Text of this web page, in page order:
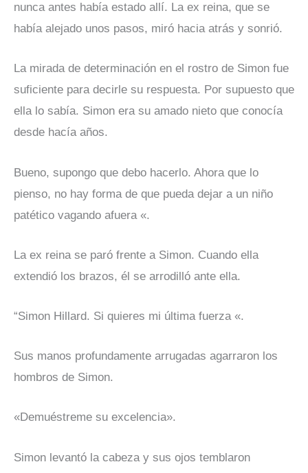
nunca antes había estado allí. La ex reina, que se
había alejado unos pasos, miró hacia atrás y sonrió.
La mirada de determinación en el rostro de Simon fue
suficiente para decirle su respuesta. Por supuesto que
ella lo sabía. Simon era su amado nieto que conocía
desde hacía años.
Bueno, supongo que debo hacerlo. Ahora que lo
pienso, no hay forma de que pueda dejar a un niño
patético vagando afuera «.
La ex reina se paró frente a Simon. Cuando ella
extendió los brazos, él se arrodilló ante ella.
“Simon Hillard. Si quieres mi última fuerza «.
Sus manos profundamente arrugadas agarraron los
hombros de Simon.
«Demuéstreme su excelencia».
Simon levantó la cabeza y sus ojos temblaron